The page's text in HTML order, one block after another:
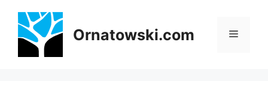
treści
Ornatowski.com Menu